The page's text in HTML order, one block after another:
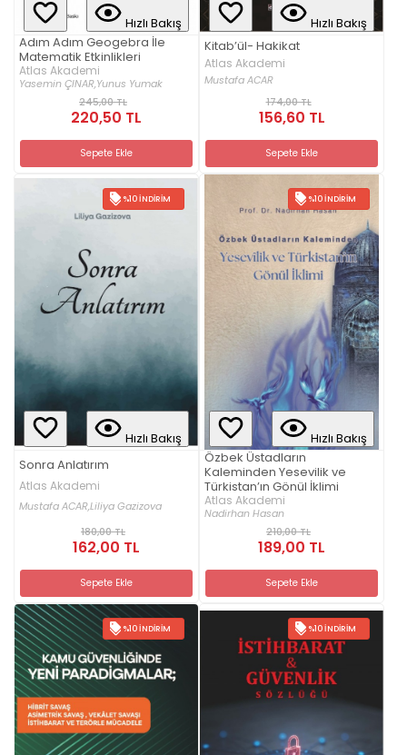
Hızlı Bakış
Adım Adım Geogebra İle
Matematik Etkinlikleri
Atlas Akademi
Yasemin ÇINAR,Yunus Yumak
245,00 TL
220,50 TL
Sepete Ekle
Hızlı Bakış
Kitab’ül- Hakikat
Atlas Akademi
Mustafa ACAR
174,00 TL
156,60 TL
Sepete Ekle
%10 İNDIRIM
Hızlı Bakış
Sonra Anlatırım
Atlas Akademi
Mustafa ACAR,Liliya Gazizova
180,00 TL
162,00 TL
Sepete Ekle
%10 İNDIRIM
Hızlı Bakış
Özbek Üstadların
Kaleminden Yesevilik ve
Türkistan’ın Gönül İklimi
Atlas Akademi
Nadirhan Hasan
210,00 TL
189,00 TL
Sepete Ekle
%10 İNDIRIM %10 İNDIRIM